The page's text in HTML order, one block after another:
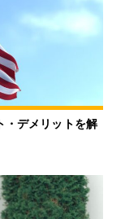
・デメリットを解